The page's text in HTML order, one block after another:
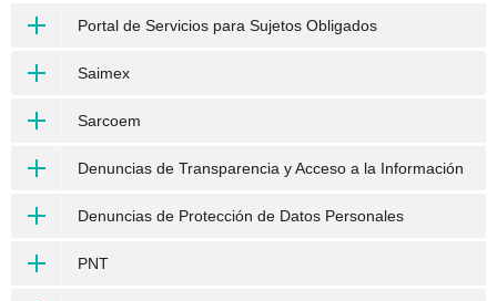
Portal de Servicios para Sujetos Obligados
Saimex
Sarcoem
Denuncias de Transparencia y Acceso a la Información
Denuncias de Protección de Datos Personales
PNT